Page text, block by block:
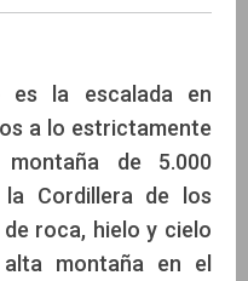
es la escalada en
a lo estrictamente
de 5.000
la Cordillera de los
roca, hielo y cielo
montaña en el